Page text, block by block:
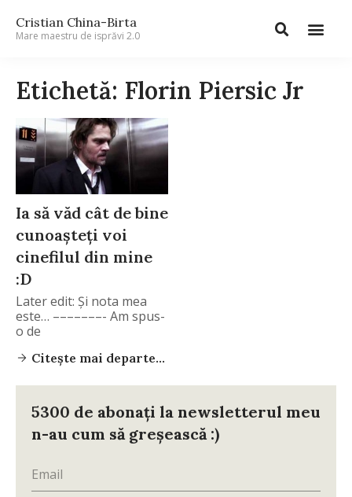
Cristian China-Birta
Mare maestru de isprăvi 2.0
Etichetă: Florin Piersic Jr
Ia să văd cât de bine
cunoaşteţi voi
cinefilul din mine
:D
Later edit: Şi nota mea
este… –––––––- Am spus-
o de
Citește mai departe...
5300 de abonați la newsletterul meu
n-au cum să greșească :)